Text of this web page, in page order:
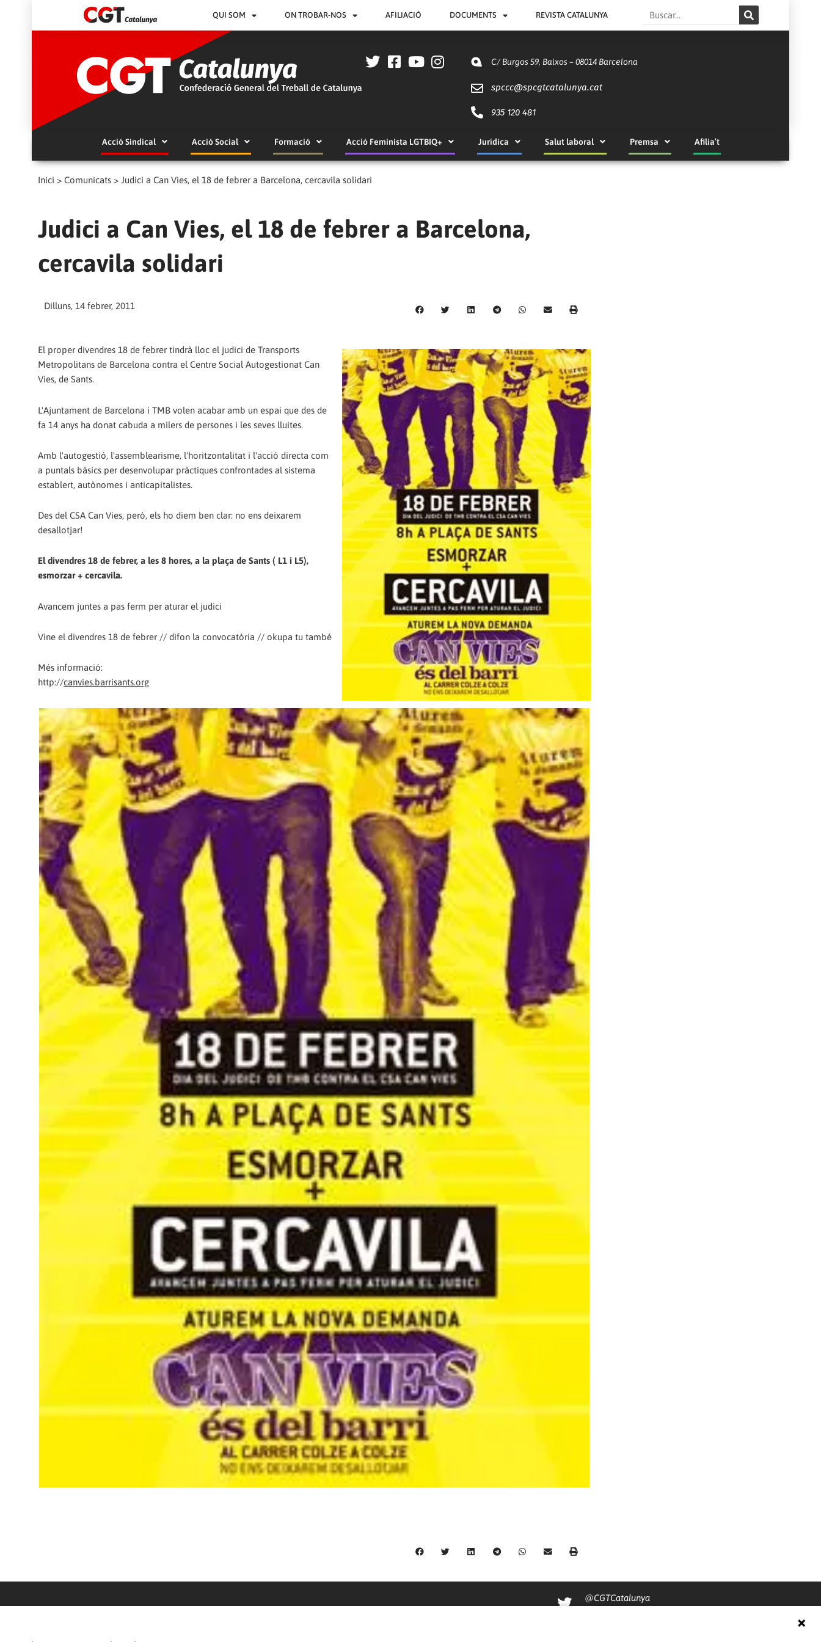
QUI SOM ON TROBAR-NOS AFILIACIÓ DOCUMENTS REVISTA CATALUNYA Search
C/ Burgos 59, Baixos – 08014 Barcelona
spccc@spcgtcatalunya.cat
935 120 481
Acció Sindical Acció Social Formació Acció Feminista LGTBIQ+ Jurídica Salut laboral Premsa Afilia’t
Inici > Comunicats > Judici a Can Vies, el 18 de febrer a Barcelona, cercavila solidari
Judici a Can Vies, el 18 de febrer a Barcelona,
cercavila solidari
Dilluns, 14 febrer, 2011
El proper divendres 18 de febrer tindrà lloc el judici de Transports
Metropolitans de Barcelona contra el Centre Social Autogestionat Can
Vies, de Sants.
L'Ajuntament de Barcelona i TMB volen acabar amb un espai que des de
fa 14 anys ha donat cabuda a milers de persones i les seves lluites.
Amb l'autogestió, l'assemblearisme, l'horitzontalitat i l'acció directa com
a puntals bàsics per desenvolupar pràctiques confrontades al sistema
establert, autònomes i anticapitalistes.
Des del CSA Can Vies, però, els ho diem ben clar: no ens deixarem
desallotjar!
El divendres 18 de febrer, a les 8 hores, a la plaça de Sants ( L1 i L5),
esmorzar + cercavila.
Avancem juntes a pas ferm per aturar el judici
Vine el divendres 18 de febrer // difon la convocatòria // okupa tu també
Més informació:
http://canvies.barrisants.org
@CGTCatalunya